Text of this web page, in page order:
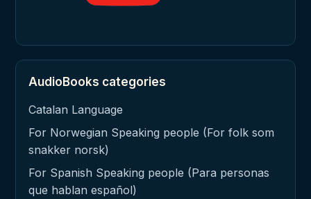
AudioBooks categories
Catalan Language
For Norwegian Speaking people (For folk som
snakker norsk)
For Spanish Speaking people (Para personas
que hablan español)